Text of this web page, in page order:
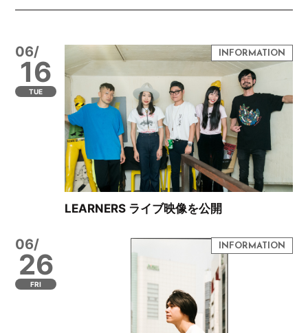
06/
16
TUE
LEARNERS ライブ映像を公開
06/
26
FRI